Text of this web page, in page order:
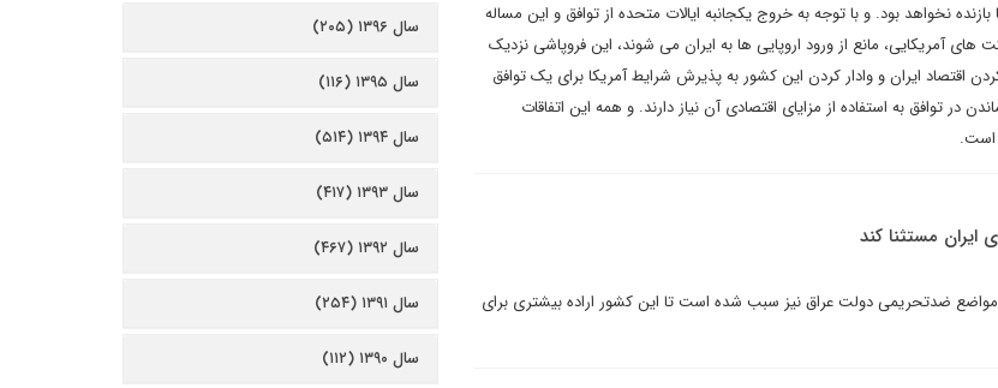
بازنده نخواهد بود. و با توجه به خروج یکجانبه ایالات متحده از توافق و این مساله
های آمریکایی، مانع از ورود اروپایی ها به ایران می شوند، این فروپاشی نزدیک
اقتصاد ایران و وادار کردن این کشور به پذیرش شرایط آمریکا برای یک توافق
در توافق به استفاده از مزایای اقتصادی آن نیاز دارند. و همه این اتفاقات
است.
ایران مستثنا کند
ضدتحریمی دولت عراق نیز سبب شده است تا این کشور اراده بیشتری برای
سال ۱۳۹۶ (۲۰۵)
سال ۱۳۹۵ (۱۱۶)
سال ۱۳۹۴ (۵۱۴)
سال ۱۳۹۳ (۴۱۷)
سال ۱۳۹۲ (۴۶۷)
سال ۱۳۹۱ (۲۵۴)
سال ۱۳۹۰ (۱۱۲)